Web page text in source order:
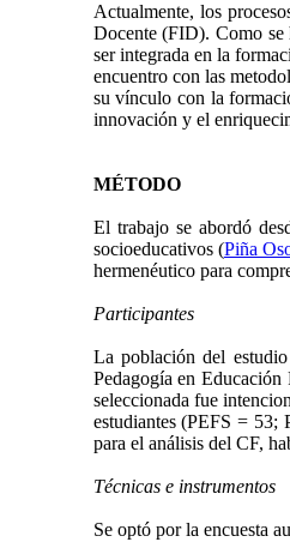
Actualmente, los
Docente (FID). Como se
ser integrada en la
encuentro con las
su vínculo con la
innovación y el
MÉTODO
El trabajo se abordó
socioeducativos (Piña
hermenéutico para
Participantes
La población del
Pedagogía en
seleccionada fue
estudiantes (PEFS = 53;
para el análisis del CF,
Técnicas e instrumentos
Se optó por la encuesta